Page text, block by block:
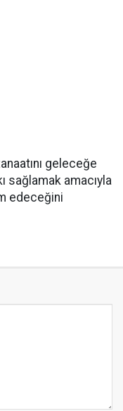
geleceğe
sağlamak amacıyla
edeceğini